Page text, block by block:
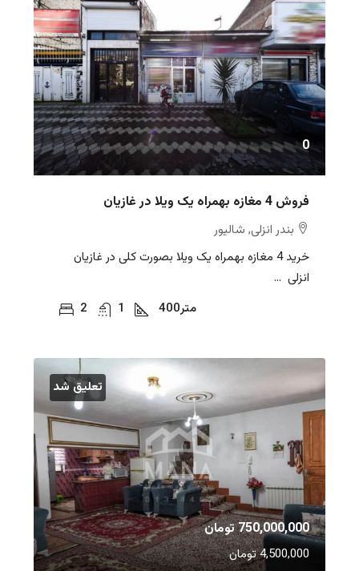
0
فروش 4 مغازه بهمراه یک ویلا در غازیان
بندر انزلی, شالیور
خرید 4 مغازه بهمراه یک ویلا بصورت کلی در غازیان
انزلی ...
2
1 400متر
تعلیق شد
750,000,000 تومان
4,500,000 تومان